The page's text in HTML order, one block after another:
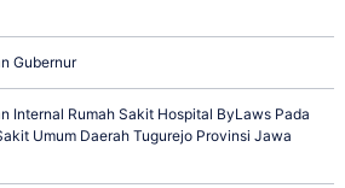
Gubernur
Internal Rumah Sakit Hospital ByLaws Pada
Umum Daerah Tugurejo Provinsi Jawa